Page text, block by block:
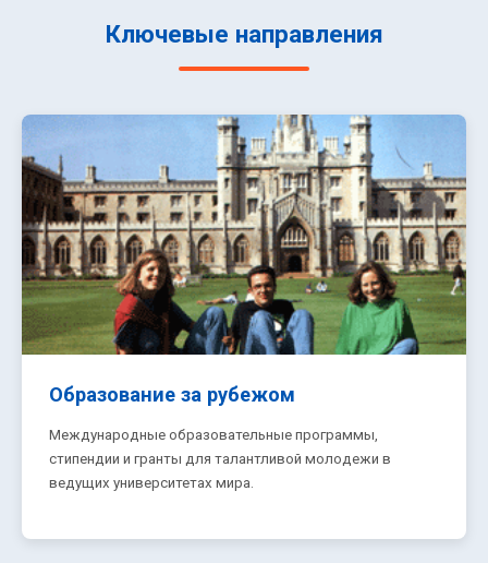
Ключевые направления
Образование за рубежом
Международные образовательные программы,
стипендии и гранты для талантливой молодежи в
ведущих университетах мира.